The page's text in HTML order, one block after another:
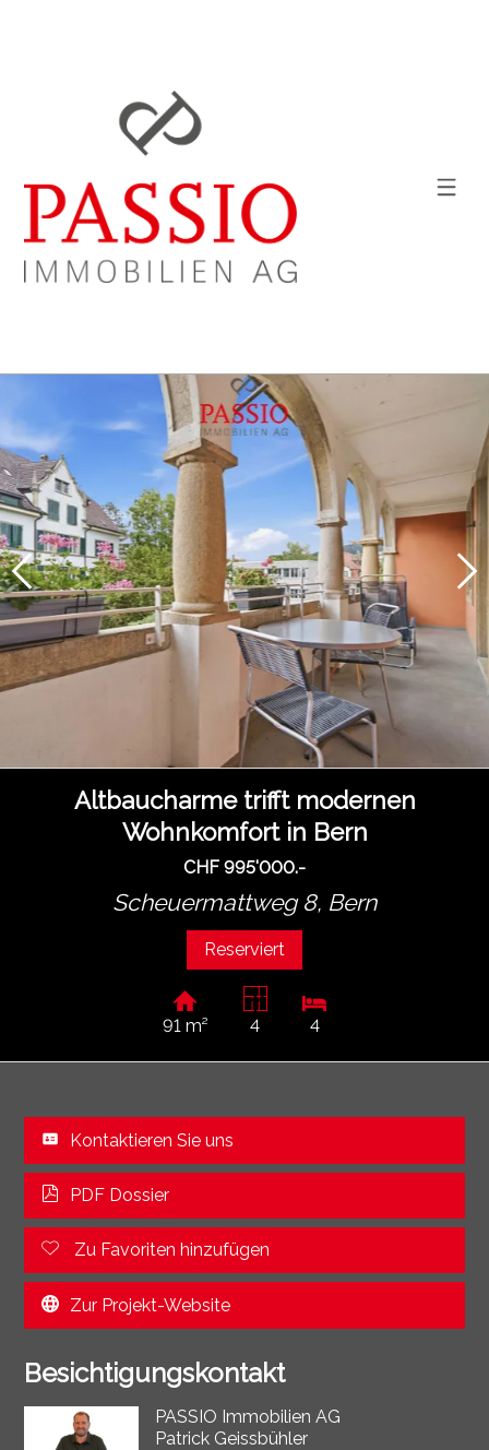
Altbaucharme trifft modernen
Wohnkomfort in Bern
CHF 995'000.-
Scheuermattweg 8, Bern
Reserviert
91 m² 4 4
Kontaktieren Sie uns
PDF Dossier
Zu Favoriten hinzufügen
Zur Projekt-Website
Besichtigungskontakt
PASSIO Immobilien AG
Patrick Geissbühler